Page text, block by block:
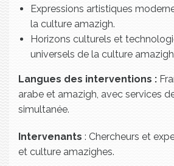
Expressions artistiques
la culture amazigh.
Horizons culturels et
universels de la culture
Langues des interventions :
arabe et amazigh, avec services
simultanée.
Intervenants : Chercheurs et
et culture amazighes.